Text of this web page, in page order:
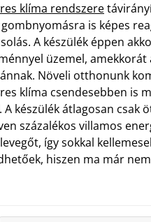
klíma rendszere
gombnyomásra is képes
A készülék éppen
üzemel, amekkorát
Növeli otthonunk
klíma csendesebben is
készülék átlagosan csak
százalékos villamos
így sokkal
hiszen ma már